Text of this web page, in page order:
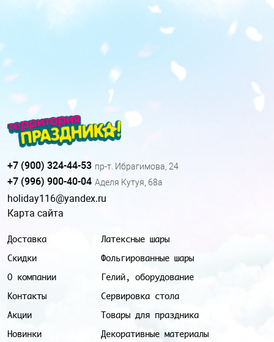
Доставка
Скидки
О компании
Контакты
Акции
Новинки
Латексные шары
Фольгированные шары
Гелий, оборудование
Сервировка стола
Товары для праздника
Декоративные материалы
+7 (900) 324-44-53 пр-т. Ибрагимова, 24
+7 (996) 900-40-04 Аделя Кутуя, 68а
holiday116@yandex.ru
Карта сайта